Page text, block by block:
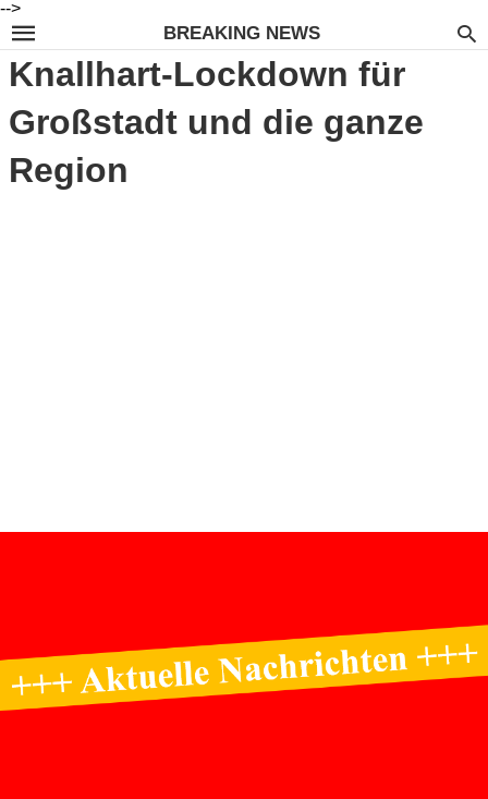
-->
BREAKING NEWS
Knallhart-Lockdown für
Großstadt und die ganze
Region